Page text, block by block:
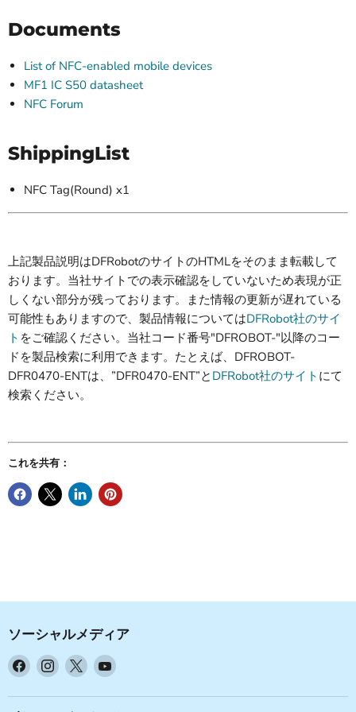
Documents
List of NFC-enabled mobile devices
MF1 IC S50 datasheet
NFC Forum
ShippingList
NFC Tag(Round) x1
上記製品説明はDFRobotのサイトのHTMLをそのまま転載して
おります。当社サイトでの表示確認をしていないため表現が正
しくない部分が残っております。また情報の更新が遅れている
可能性もありますので、製品情報についてはDFRobot社のサイ
ト をご確認ください。当社コード番号"DFROBOT-"以降のコー
ドを製品検索に利用できます。たとえば、DFROBOT-
DFR0470-ENTは、”DFR0470-ENT”と DFRobot社のサイト にて
検索ください。
これを共有：
ソーシャルメディア
Facebook
見
Instagram
見
X
見
YouTube
見